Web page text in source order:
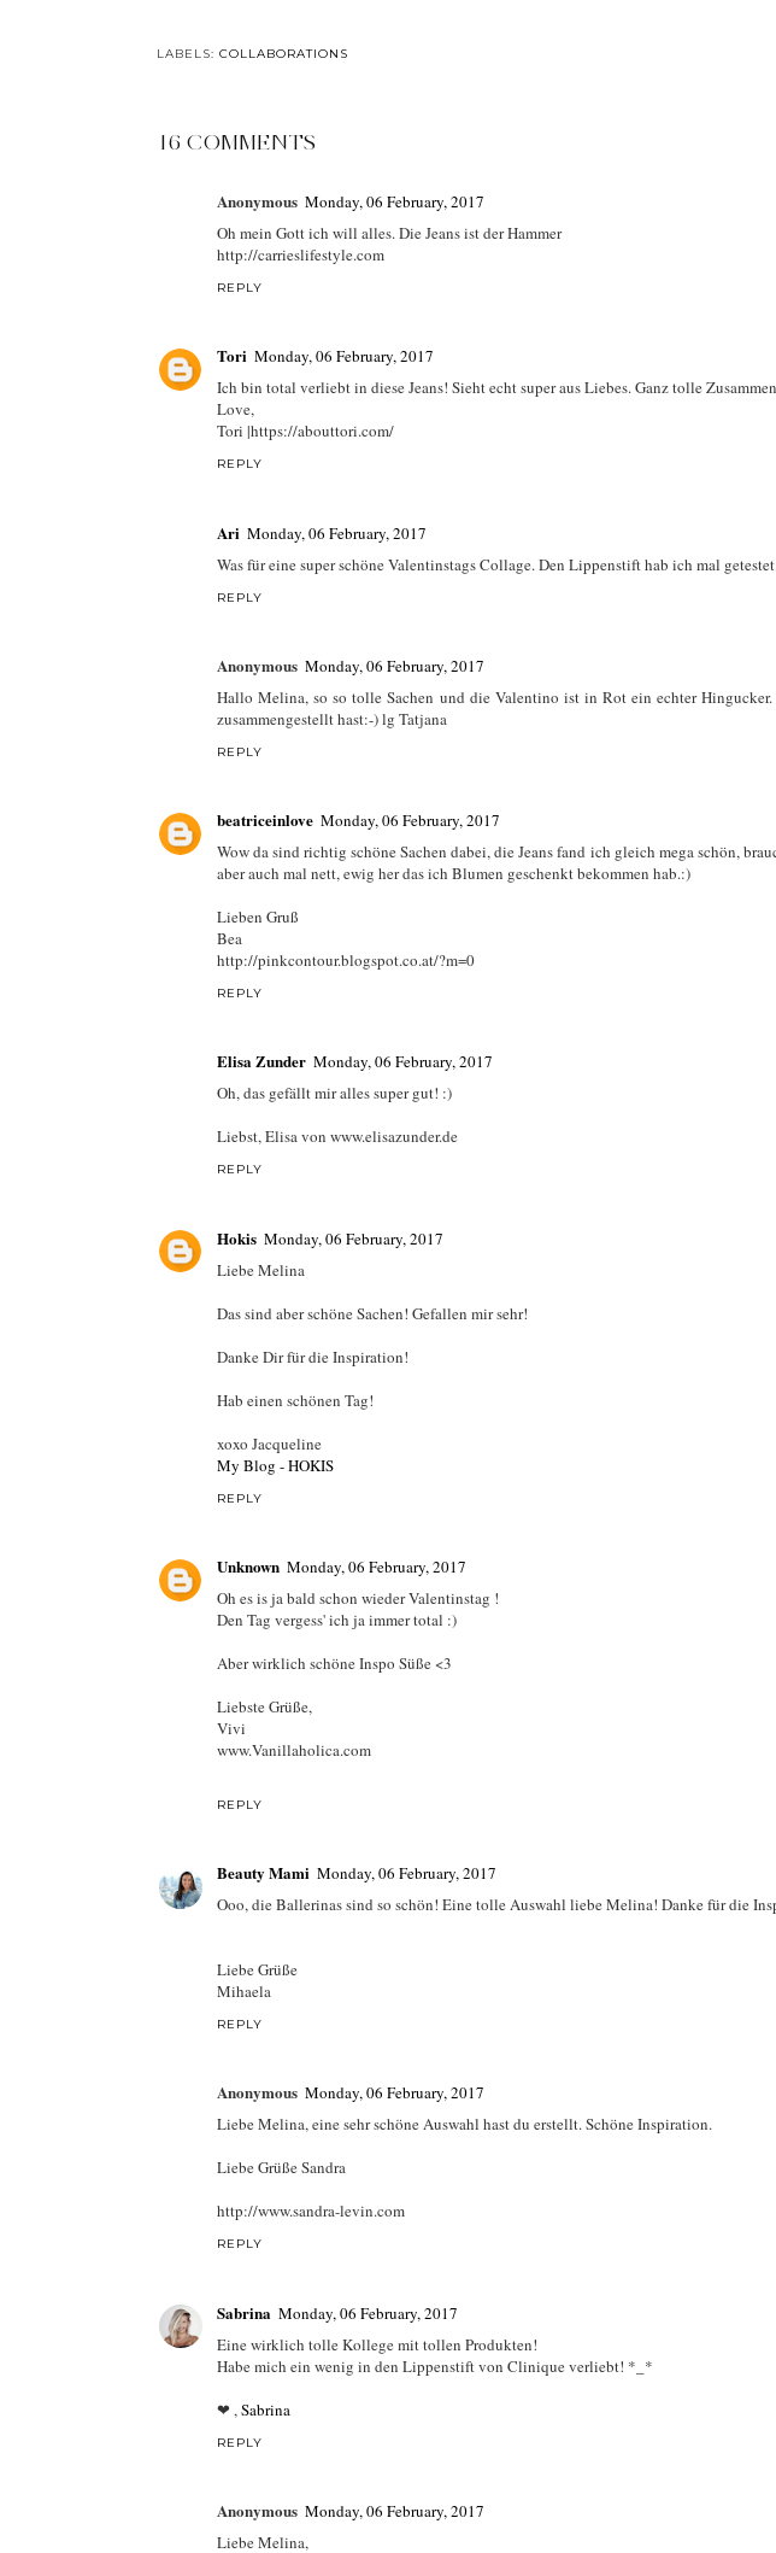
LABELS: COLLABORATIONS
16 COMMENTS
Anonymous Monday, 06 February, 2017
Oh mein Gott ich will alles. Die Jeans ist der Hammer
http://carrieslifestyle.com
REPLY
Tori Monday, 06 February, 2017
Ich bin total verliebt in diese Jeans! Sieht echt super aus Liebes. Ganz tolle
Love,
Tori |https://abouttori.com/
REPLY
Ari Monday, 06 February, 2017
Was für eine super schöne Valentinstags Collage. Den Lippenstift hab ich mal
REPLY
Anonymous Monday, 06 February, 2017
Hallo Melina, so so tolle Sachen und die Valentino ist in Rot ein echter
zusammengestellt hast:-) lg Tatjana
REPLY
beatriceinlove Monday, 06 February, 2017
Wow da sind richtig schöne Sachen dabei, die Jeans fand ich gleich mega schön,
aber auch mal nett, ewig her das ich Blumen geschenkt bekommen hab.:)
Lieben Gruß
Bea
http://pinkcontour.blogspot.co.at/?m=0
REPLY
Elisa Zunder Monday, 06 February, 2017
Oh, das gefällt mir alles super gut! :)
Liebst, Elisa von www.elisazunder.de
REPLY
Hokis Monday, 06 February, 2017
Liebe Melina
Das sind aber schöne Sachen! Gefallen mir sehr!
Danke Dir für die Inspiration!
Hab einen schönen Tag!
xoxo Jacqueline
My Blog - HOKIS
REPLY
Unknown Monday, 06 February, 2017
Oh es is ja bald schon wieder Valentinstag !
Den Tag vergess' ich ja immer total :)
Aber wirklich schöne Inspo Süße <3
Liebste Grüße,
Vivi
www.Vanillaholica.com
REPLY
Beauty Mami Monday, 06 February, 2017
Ooo, die Ballerinas sind so schön! Eine tolle Auswahl liebe Melina! Danke für die
Liebe Grüße
Mihaela
REPLY
Anonymous Monday, 06 February, 2017
Liebe Melina, eine sehr schöne Auswahl hast du erstellt. Schöne Inspiration.
Liebe Grüße Sandra
http://www.sandra-levin.com
REPLY
Sabrina Monday, 06 February, 2017
Eine wirklich tolle Kollege mit tollen Produkten!
Habe mich ein wenig in den Lippenstift von Clinique verliebt! *_*
❤ ,Sabrina
REPLY
Anonymous Monday, 06 February, 2017
Liebe Melina,